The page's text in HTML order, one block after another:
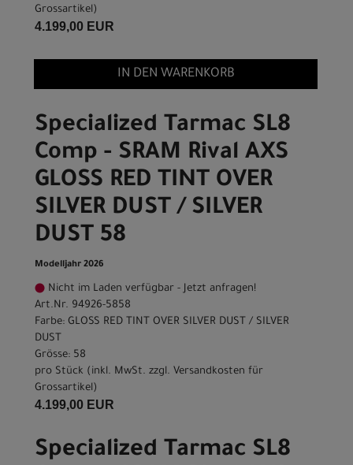
Grossartikel)
4.199,00 EUR
IN DEN WARENKORB
Specialized Tarmac SL8
Comp - SRAM Rival AXS
GLOSS RED TINT OVER
SILVER DUST / SILVER
DUST 58
Modelljahr 2026
Nicht im Laden verfügbar - Jetzt anfragen!
Art.Nr. 94926-5858
Farbe: GLOSS RED TINT OVER SILVER DUST / SILVER
DUST
Grösse: 58
pro Stück (inkl. MwSt. zzgl. Versandkosten für
Grossartikel)
4.199,00 EUR
Specialized Tarmac SL8